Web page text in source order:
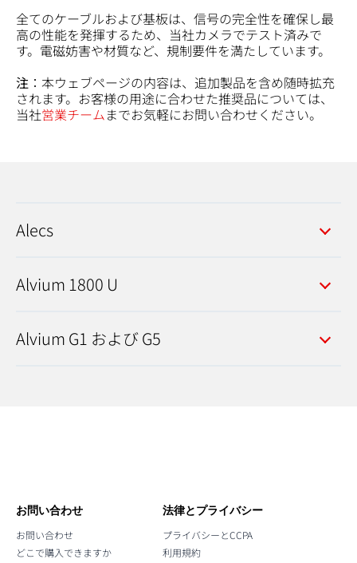
全てのケーブルおよび基板は、信号の完全性を確保し最
高の性能を発揮するため、当社カメラでテスト済みで
す。電磁妨害や材質など、規制要件を満たしています。
注 ：本ウェブページの内容は、追加製品を含め随時拡充
されます。お客様の用途に合わせた推奨品については、
当社営業チームまでお気軽にお問い合わせください。
Alecs
Alvium 1800 U
Alvium G1 および G5
お問い合わせ
お問い合わせ
どこで購入できますか
法律とプライバシー
プライバシーとCCPA
利用規約